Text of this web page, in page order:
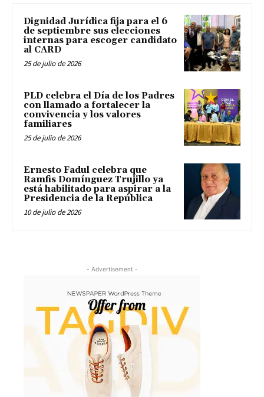
Dignidad Jurídica fija para el 6
de septiembre sus elecciones
internas para escoger candidato
al CARD
25 de julio de 2026
PLD celebra el Día de los Padres
con llamado a fortalecer la
convivencia y los valores
familiares
25 de julio de 2026
Ernesto Fadul celebra que
Ramfis Domínguez Trujillo ya
está habilitado para aspirar a la
Presidencia de la República
10 de julio de 2026
- Advertisement -